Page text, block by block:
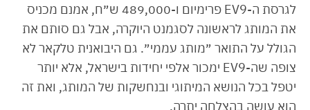
לגרסת ה-EV9 פרימיום ו-489,000 ש״ח, אמנם מכניס
את המותג לראשונה לסגמנט היוקרה, אבל גם סותם את
הגולל על התואר ״מותג עממי״. גם היבואנית טלקאר לא
צופה שה-EV9 ימכור אלפי יחידות בישראל, אלא יותר
יטפל בכל הנושא המיתוגי ובנחשקות של המותג, ואת זה
הוא עושה בהצלחה יתרה.